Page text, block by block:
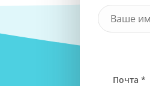
Почта *